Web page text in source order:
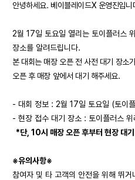
안녕하세요. 베이블레이드X 운영진입니
2월 17일 토요일 열리는 토이플러스
장소를 알려드립니다.
본 대회는 매장 오픈 전 사전 대기 장소
오픈 후 매장 앞에서 대기 해주세요.
- 대회 정보 : 2월 17일 토요일 (토이
- 현장 접수 대기 장소 : 토이플러스
*단, 10시 매장 오픈 후부터 현장 대
※유의사항※
참여자 및 타 고객의 안전을 위해 뛰